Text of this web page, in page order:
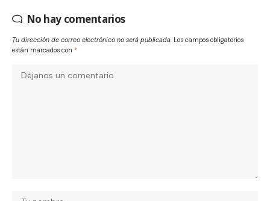
No hay comentarios
Tu dirección de correo electrónico no será publicada. Los campos obligatorios
están marcados con *